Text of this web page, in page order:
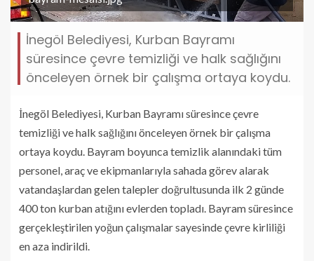
İnegöl Belediyesi, Kurban Bayramı
süresince çevre temizliği ve halk sağlığını
önceleyen örnek bir çalışma ortaya koydu.
İnegöl Belediyesi, Kurban Bayramı süresince çevre
temizliği ve halk sağlığını önceleyen örnek bir çalışma
ortaya koydu. Bayram boyunca temizlik alanındaki tüm
personel, araç ve ekipmanlarıyla sahada görev alarak
vatandaşlardan gelen talepler doğrultusunda ilk 2 günde
400 ton kurban atığını evlerden topladı. Bayram süresince
gerçekleştirilen yoğun çalışmalar sayesinde çevre kirliliği
en aza indirildi.